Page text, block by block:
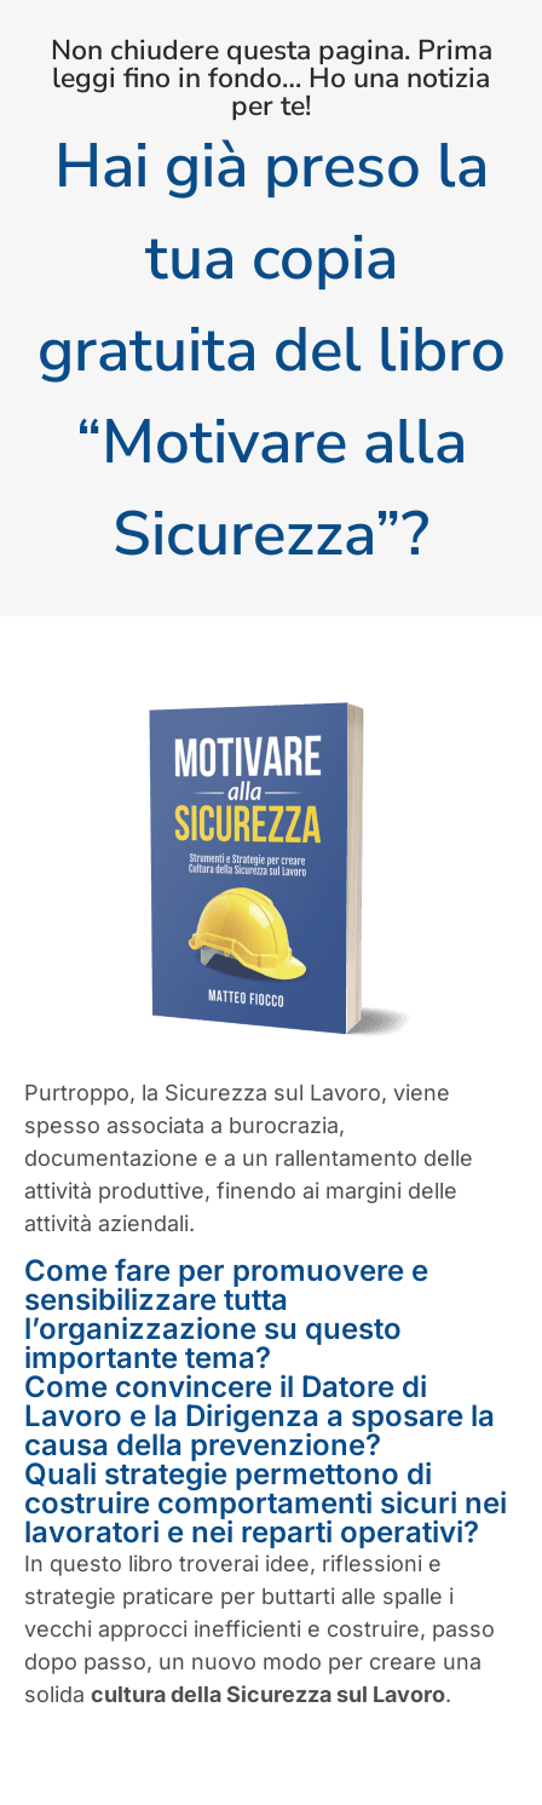
Non chiudere questa pagina. Prima
leggi fino in fondo… Ho una notizia
per te!
Hai già preso la
tua copia
gratuita del libro
“Motivare alla
Sicurezza”?
Purtroppo, la Sicurezza sul Lavoro, viene
spesso associata a burocrazia,
documentazione e a un rallentamento delle
attività produttive, finendo ai margini delle
attività aziendali.
Come fare per promuovere e
sensibilizzare tutta
l’organizzazione su questo
importante tema?
Come convincere il Datore di
Lavoro e la Dirigenza a sposare la
causa della prevenzione?
Quali strategie permettono di
costruire comportamenti sicuri nei
lavoratori e nei reparti operativi?
In questo libro troverai idee, riflessioni e
strategie praticare per buttarti alle spalle i
vecchi approcci inefficienti e costruire, passo
dopo passo, un nuovo modo per creare una
solida cultura della Sicurezza sul Lavoro.